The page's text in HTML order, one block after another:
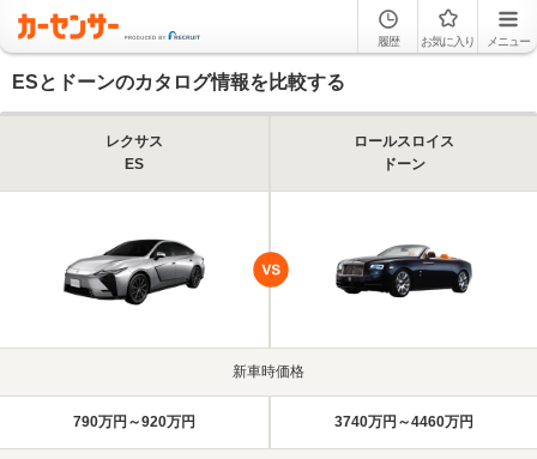
履歴 お気に入り メニュー
ESとドーンのカタログ情報を比較する
レクサス
ES
ロールスロイス
ドーン
新車時価格
790万円～920万円 3740万円～4460万円